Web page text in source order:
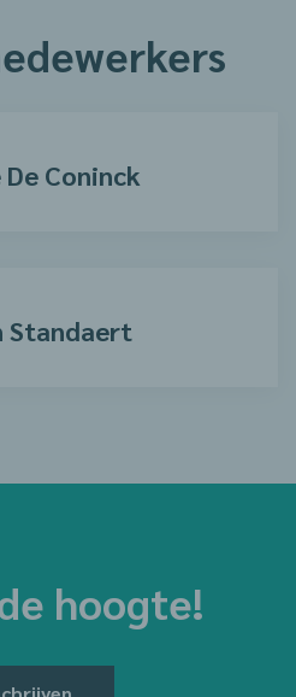
De Coninck
Standaert
hoogte!